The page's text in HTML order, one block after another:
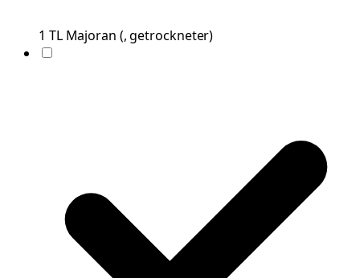
1 TL Majoran (, getrockneter)